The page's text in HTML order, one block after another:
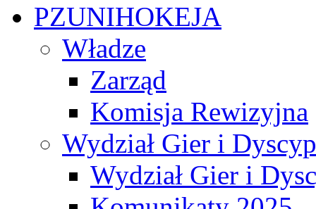
PZUNIHOKEJA
Władze
Zarząd
Komisja Rewizyjna
Wydział Gier i
Wydział Gier i